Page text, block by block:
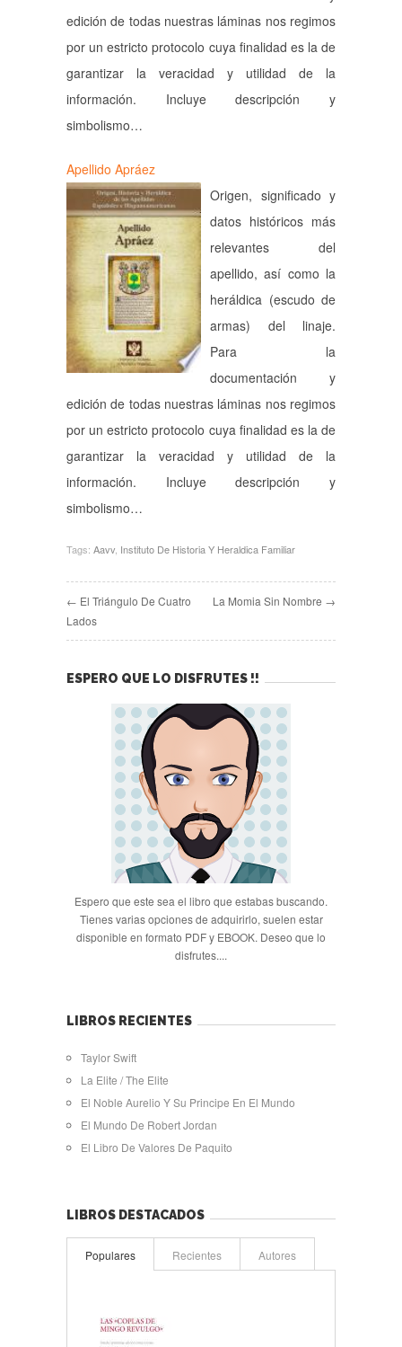
edición de todas nuestras láminas nos regimos
por un estricto protocolo cuya finalidad es la de
garantizar la veracidad y utilidad de la
información. Incluye descripción y
simbolismo…
Apellido Apráez
Origen, significado y
datos históricos más
relevantes del
apellido, así como la
heráldica (escudo de
armas) del linaje.
Para la
documentación y
edición de todas nuestras láminas nos regimos
por un estricto protocolo cuya finalidad es la de
garantizar la veracidad y utilidad de la
información. Incluye descripción y
simbolismo…
Tags: Aavv Instituto De Historia Y Heraldica Familiar
← El Triángulo De Cuatro
Lados
La Momia Sin Nombre →
ESPERO QUE LO DISFRUTES !!
Espero que este sea el libro que estabas buscando.
Tienes varias opciones de adquirirlo, suelen estar
disponible en formato PDF y EBOOK. Deseo que lo
disfrutes....
LIBROS RECIENTES
Taylor Swift
La Elite / The Elite
El Noble Aurelio Y Su Principe En El Mundo
El Mundo De Robert Jordan
El Libro De Valores De Paquito
LIBROS DESTACADOS
Populares Recientes Autores